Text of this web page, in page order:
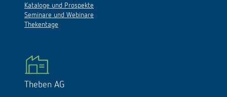
Kataloge und Prospekte
Seminare und Webinare
Thekentage
Theben AG